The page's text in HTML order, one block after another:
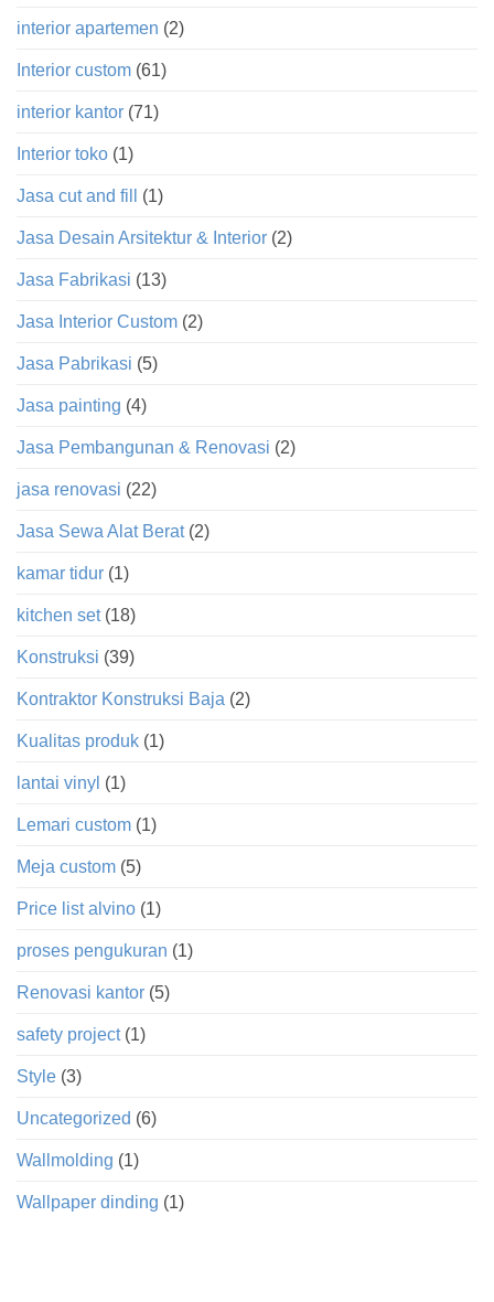
interior apartemen (2)
Interior custom (61)
interior kantor (71)
Interior toko (1)
Jasa cut and fill (1)
Jasa Desain Arsitektur & Interior (2)
Jasa Fabrikasi (13)
Jasa Interior Custom (2)
Jasa Pabrikasi (5)
Jasa painting (4)
Jasa Pembangunan & Renovasi (2)
jasa renovasi (22)
Jasa Sewa Alat Berat(2)
kamar tidur (1)
kitchen set(18)
Konstruksi (39)
Kontraktor Konstruksi Baja (2)
Kualitas produk (1)
lantai vinyl (1)
Lemari custom (1)
Meja custom (5)
Price list alvino (1)
proses pengukuran (1)
Renovasi kantor (5)
safety project(1)
Style (3)
Uncategorized (6)
Wallmolding (1)
Wallpaper dinding (1)